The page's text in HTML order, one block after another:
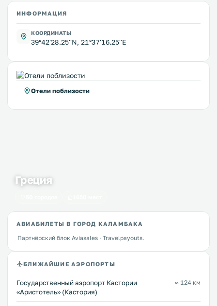
ИНФОРМАЦИЯ
КООРДИНАТЫ
39°42'28.25''N, 21°37'16.25''E
Отели поблизости
Греция
АВИАБИЛЕТЫ В ГОРОД КАЛАМБАКА
Партнёрский блок Aviasales · Travelpayouts.
БЛИЖАЙШИЕ АЭРОПОРТЫ
Государственный аэропорт Кастории
«Аристотель» (Кастория)
≈ 124 км